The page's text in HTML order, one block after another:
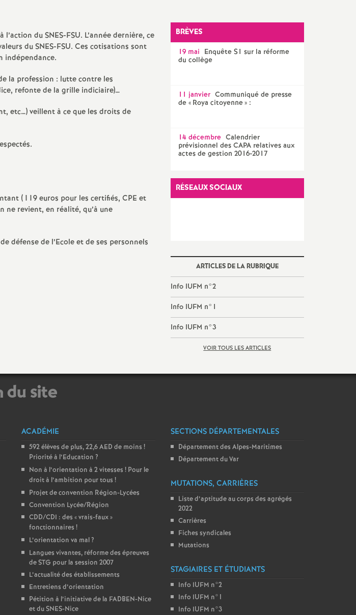
AED ET AESH
Documentalistes
du SNES-FSU. L’année dernière, ce
du SNES-FSU. Ces cotisations sont
indépendance.
la profession : lutte contre les
refonte de la grille indiciaire)…
etc…) veillent à ce que les droits de
(119 euros pour les certifiés, CPE et
ne revient, en réalité, qu’à une
défense de l’Ecole et de ses personnels
BRÈVES
19 mai Enquête S1 sur la réforme
du collège
11 janvier Communiqué de presse
de « Roya citoyenne» :
14 décembre Calendrier
prévisionnel des CAPA relatives aux
actes de gestion 2016-2017
RÉSEAUX SOCIAUX
ARTICLES DE LA RUBRIQUE
Info IUFM n°2
Info IUFM n°1
Info IUFM n°3
VOIR TOUS LES ARTICLES
du site
ACADÉMIE
592 élèves de plus, 22,6 AED de moins !
Priorité à l’Education ?
Non à l’orientation à 2 vitesses ! Pour le
droit à l’ambition pour tous !
Projet de convention Région-Lycées
Convention Lycée/Région
CDD/CDI : des «vrais-faux»
fonctionnaires !
L’orientation va mal?
Langues vivantes, réforme des épreuves
de STG pour la session 2007
L’actualité des établissements
Entretiens d’orientation
Pétition à l’initiative de la FADBEN-Nice
et du SNES-Nice
SECTIONS DÉPARTEMENTALES
Département des Alpes-Maritimes
Département du Var
MUTATIONS, CARRIÈRES
Liste d’aptitude au corps des agrégés
2022
Carrières
Fiches syndicales
Mutations
STAGIAIRES ET ÉTUDIANTS
Info IUFM n°2
Info IUFM n°1
Info IUFM n°3